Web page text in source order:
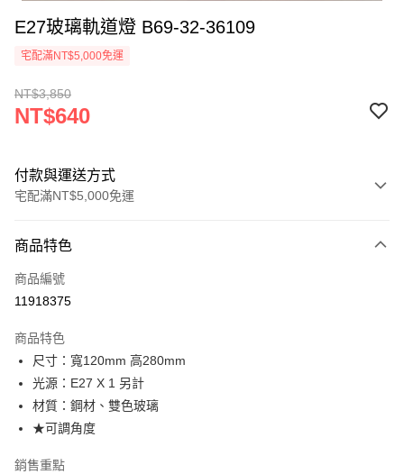
E27玻璃軌道燈 B69-32-36109
宅配滿NT$5,000免運
NT$3,850
NT$640
付款與運送方式
宅配滿NT$5,000免運
信用卡一次付款
LINE Pay
街口支付
悠遊付
Google Pay
全盈+PAY
商品特色
商品編號
11918375
商品特色
尺寸：寬120mm 高280mm
光源：E27 X 1 另計
材質：鋼材、雙色玻璃
★可調角度
銷售重點